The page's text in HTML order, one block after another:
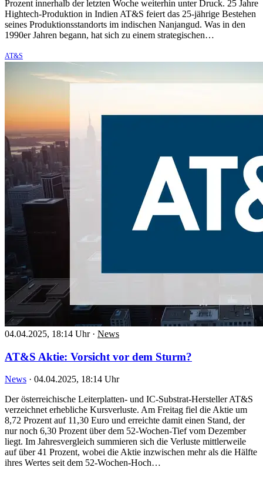
Prozent innerhalb der letzten Woche weiterhin unter Druck. 25 Jahre
Hightech-Produktion in Indien AT&S feiert das 25-jährige Bestehen
seines Produktionsstandorts im indischen Nanjangud. Was in den
1990er Jahren begann, hat sich zu einem strategischen…
AT&S
04.04.2025, 18:14 Uhr · News
AT&S Aktie: Vorsicht vor dem Sturm?
News · 04.04.2025, 18:14 Uhr
Der österreichische Leiterplatten- und IC-Substrat-Hersteller AT&S
verzeichnet erhebliche Kursverluste. Am Freitag fiel die Aktie um
8,72 Prozent auf 11,30 Euro und erreichte damit einen Stand, der
nur noch 6,30 Prozent über dem 52-Wochen-Tief vom Dezember
liegt. Im Jahresvergleich summieren sich die Verluste mittlerweile
auf über 41 Prozent, wobei die Aktie inzwischen mehr als die Hälfte
ihres Wertes seit dem 52-Wochen-Hoch…